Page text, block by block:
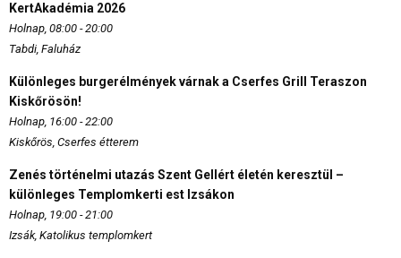
KertAkadémia 2026
Holnap, 08:00 - 20:00
Tabdi, Faluház
Különleges burgerélmények várnak a Cserfes Grill Teraszon
Kiskőrösön!
Holnap, 16:00 - 22:00
Kiskőrös, Cserfes étterem
Zenés történelmi utazás Szent Gellért életén keresztül –
különleges Templomkerti est Izsákon
Holnap, 19:00 - 21:00
Izsák, Katolikus templomkert